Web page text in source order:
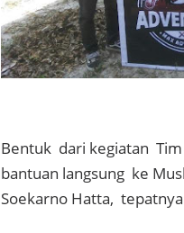
Bentuk dari kegiatan
bantuan langsung ke
Soekarno Hatta,